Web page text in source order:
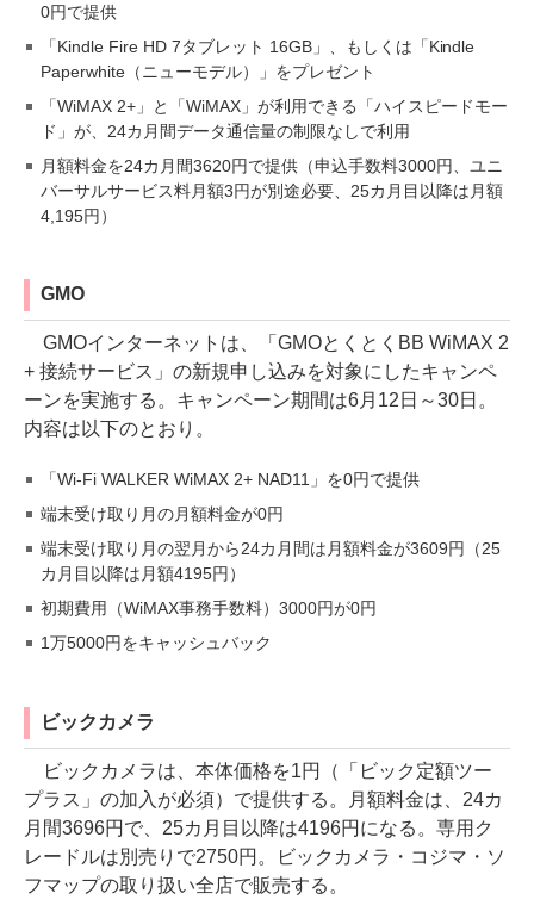
0円で提供
「Kindle Fire HD 7タブレット 16GB」、もしくは「Kindle
Paperwhite（ニューモデル）」をプレゼント
「WiMAX 2+」と「WiMAX」が利用できる「ハイスピードモー
ド」が、24カ月間データ通信量の制限なしで利用
月額料金を24カ月間3620円で提供（申込手数料3000円、ユニ
バーサルサービス料月額3円が別途必要、25カ月目以降は月額
4,195円）
GMO
GMOインターネットは、「GMOとくとくBB WiMAX 2
+ 接続サービス」の新規申し込みを対象にしたキャンペ
ーンを実施する。キャンペーン期間は6月12日～30日。
内容は以下のとおり。
「Wi-Fi WALKER WiMAX 2+ NAD11」を0円で提供
端末受け取り月の月額料金が0円
端末受け取り月の翌月から24カ月間は月額料金が3609円（25
カ月目以降は月額4195円）
初期費用（WiMAX事務手数料）3000円が0円
1万5000円をキャッシュバック
ビックカメラ
ビックカメラは、本体価格を1円（「ビック定額ツー
プラス」の加入が必須）で提供する。月額料金は、24カ
月間3696円で、25カ月目以降は4196円になる。専用ク
レードルは別売りで2750円。ビックカメラ・コジマ・ソ
フマップの取り扱い全店で販売する。